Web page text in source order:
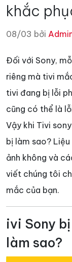
khắc
08/03 bởi
Đối với Sony,
riêng mà tivi
tivi đang bị lỗi
cũng có thể là
Vậy khi Tivi
bị làm sao?
ảnh không và
viết chúng tôi
mắc của bạn.
ivi Sony
làm sao?